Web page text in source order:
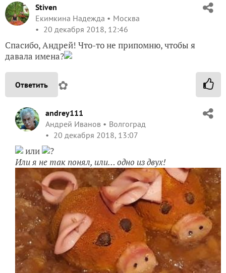
Stiven
Екимкина Надежда
Москва
20 декабря 2018, 12:46
Спасибо, Андрей! Что-то не припомню, чтобы я
давала имена?
Ответить ✿
andrey111
Андрей Иванов
Волгоград
20 декабря 2018, 13:07
или
?
Или я не так понял, или… одно из двух!